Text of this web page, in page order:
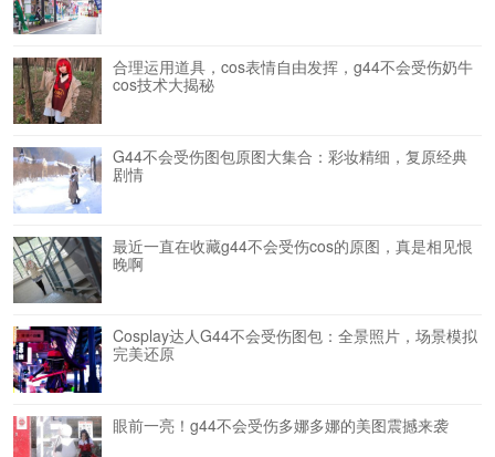
合理运用道具，cos表情自由发挥，g44不会受伤奶牛
cos技术大揭秘
G44不会受伤图包原图大集合：彩妆精细，复原经典
剧情
最近一直在收藏g44不会受伤cos的原图，真是相见恨
晚啊
Cosplay达人G44不会受伤图包：全景照片，场景模拟
完美还原
眼前一亮！g44不会受伤多娜多娜的美图震撼来袭